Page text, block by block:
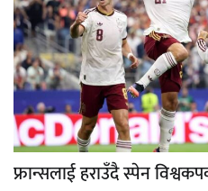
फ्रान्सलाई हराउँदै स्पेन